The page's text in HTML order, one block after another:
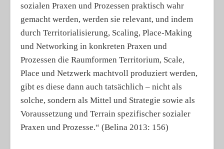
sozialen Praxen und Prozessen praktisch wahr
gemacht werden, werden sie relevant, und indem
durch Territorialisierung, Scaling, Place-Making
und Networking in konkreten Praxen und
Prozessen die Raumformen Territorium, Scale,
Place und Netzwerk machtvoll produziert werden,
gibt es diese dann auch tatsächlich – nicht als
solche, sondern als Mittel und Strategie sowie als
Voraussetzung und Terrain spezifischer sozialer
Praxen und Prozesse.“ (Belina 2013: 156)